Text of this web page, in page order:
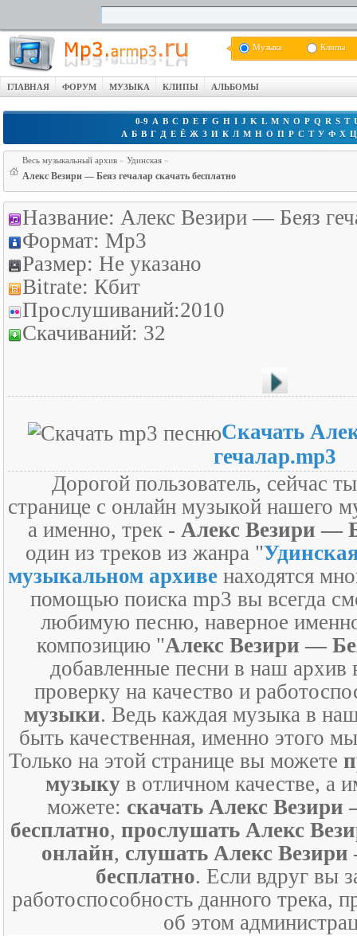
Музыка Клипы
ГЛАВНАЯ ФОРУМ МУЗЫКА КЛИПЫ АЛЬБОМЫ
0-9 A B C D E F G H I J K L M N O P Q R S T
А Б В Г Д Е Ё Ж З И К Л М Н О П Р С Т У Ф Х Ц
Весь музыкальный архив » Удинская »
Алекс Везири — Беяз гечалар скачать бесплатно
Название: Алекс Везири — Беяз
Формат: Mp3
Размер: Не указано
Bitrate: Кбит
Прослушиваний:2010
Скачиваний: 32
Скачать
гечалар.mp3
Дорогой пользователь, сейчас
странице с онлайн музыкой нашего
а именно, трек -Алекс Везири —
один из треков из жанра "
музыкальном архиве находятся
помощью поиска mp3 вы всегда
любимую песню, наверное
композицию "Алекс Везири —
добавленные песни в наш архив
проверку на качество и
музыки. Ведь каждая музыка в
быть качественная, именно этого
Только на этой странице вы можете
музыку в отличном качестве, а
можете: скачать Алекс Везири
бесплатно, прослушать Алекс
онлайн, слушать Алекс
бесплатно. Если вдруг вы
работоспособность данного трека,
об этом